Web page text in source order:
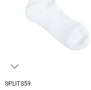
SPLITS59